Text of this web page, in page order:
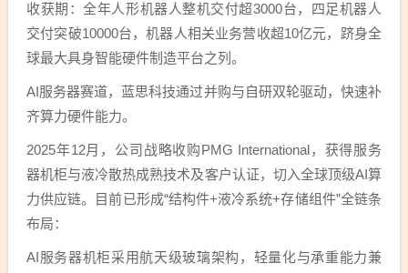
收获期：全年人形机器人整机交付超3000台，四足机器人
交付突破10000台，机器人相关业务营收超10亿元，跻身全
球最大具身智能硬件制造平台之列。
AI服务器赛道，蓝思科技通过并购与自研双轮驱动，快速补
齐算力硬件能力。
2025年12月，公司战略收购PMG International，获得服务
器机柜与液冷散热成熟技术及客户认证，切入全球顶级AI算
力供应链。目前已形成“结构件+液冷系统+存储组件”全链条
布局：
AI服务器机柜采用航天级玻璃架构，轻量化与承重能力兼